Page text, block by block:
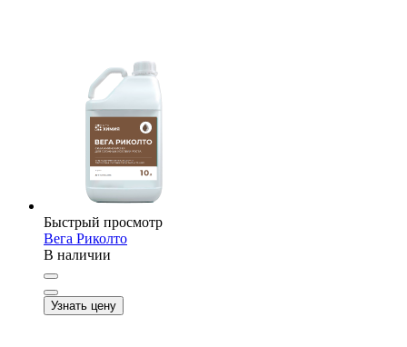
Быстрый просмотр
Вега Риколто
В наличии
Узнать цену